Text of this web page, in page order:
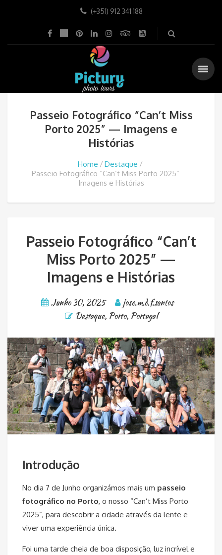
(+351) 912 341 188
Passeio Fotográfico “Can’t Miss
Porto 2025” — Imagens e
Histórias
Home
Destaque
Passeio Fotográfico “Can’t Miss Porto 2025” —
Imagens e Histórias
Passeio Fotográfico “Can’t
Miss Porto 2025” —
Imagens e Histórias
Junho 30, 2025
jose.m.d.f.santos
Destaque, Porto, Portugal
Introdução
No dia 7 de Junho organizámos mais um passeio
fotográfico no Porto, o nosso “Can’t Miss Porto
2025”, para descobrir a cidade através da lente e
viver uma experiência única.
Foi uma tarde cheia de boa disposição, luz incrível e